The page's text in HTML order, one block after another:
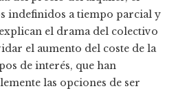
indefinidos a tiempo parcial y
el drama del colectivo
el aumento del coste de la
de interés, que han
las opciones de ser